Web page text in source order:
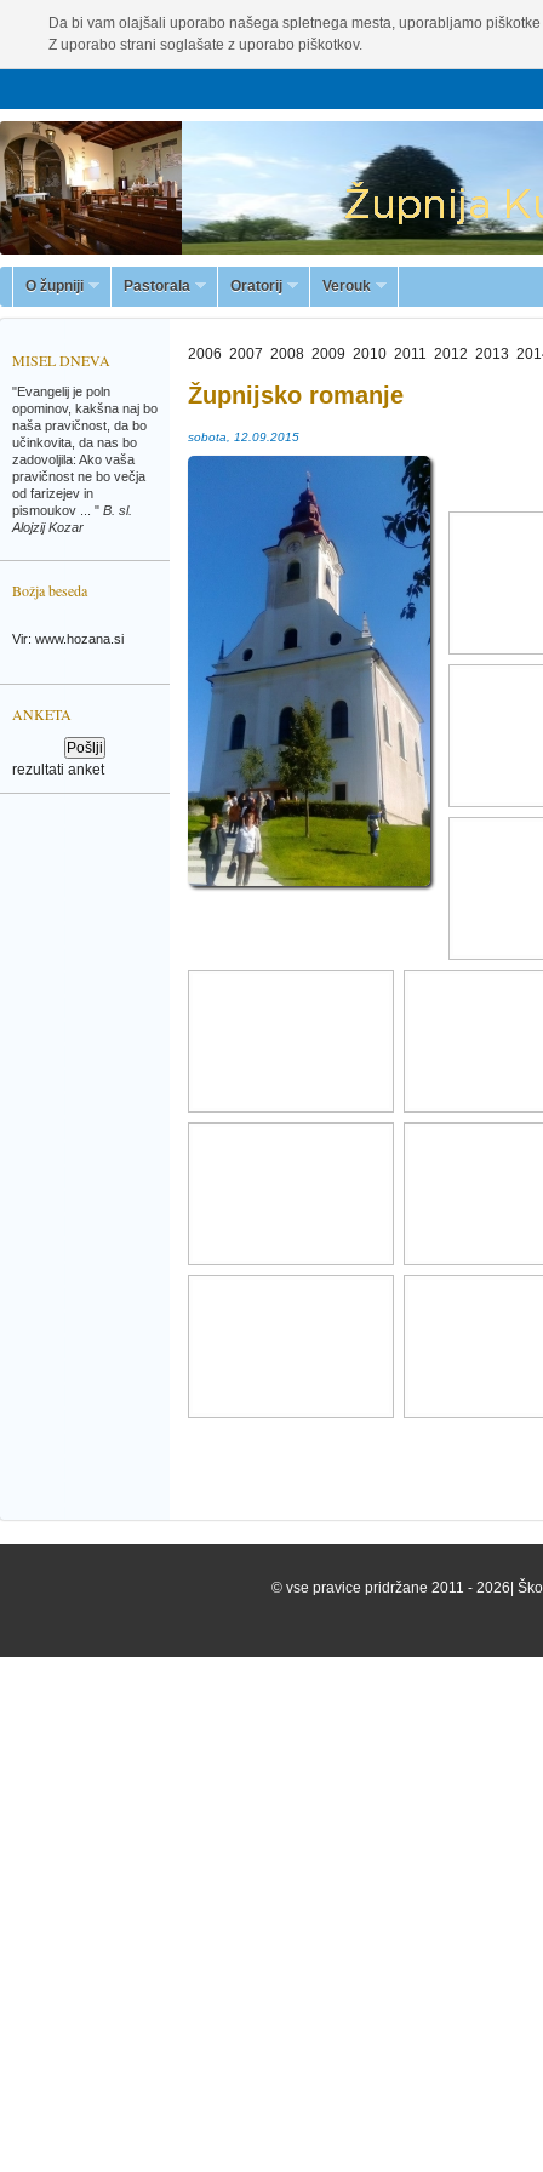
Da bi vam olajšali uporabo našega spletnega mesta, uporabljamo
Z uporabo strani soglašate z uporabo piškotkov.
O župniji Pastorala Oratorij Verouk
MISEL DNEVA
"Evangelij je poln
opominov, kakšna naj bo
naša pravičnost, da bo
učinkovita, da nas bo
zadovoljila: Ako vaša
pravičnost ne bo večja
od farizejev in
pismoukov ... " B. sl.
Alojzij Kozar
Božja beseda
Vir: www.hozana.si
ANKETA
rezultati anket
2006 2007 2008 2009 2010 2011 2012 2013
Župnijsko romanje
sobota, 12.09.2015
© vse pravice pridržane 2011 - 2026|